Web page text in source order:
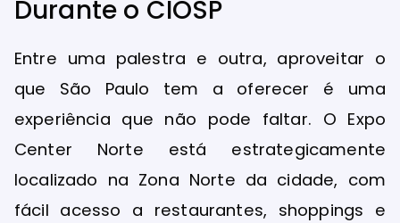
Durante o CIOSP
Entre uma palestra e outra, aproveitar o
que São Paulo tem a oferecer é uma
experiência que não pode faltar. O Expo
Center Norte está estrategicamente
localizado na Zona Norte da cidade, com
fácil acesso a restaurantes, shoppings e